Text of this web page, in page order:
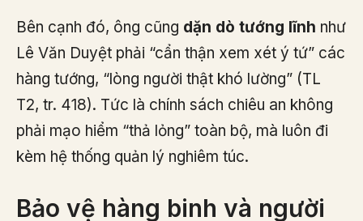
Bên cạnh đó, ông cũng dặn dò tướng lĩnh như
Lê Văn Duyệt phải “cẩn thận xem xét ý tứ” các
hàng tướng, “lòng người thật khó lường” (TL
T2, tr. 418). Tức là chính sách chiêu an không
phải mạo hiểm “thả lỏng” toàn bộ, mà luôn đi
kèm hệ thống quản lý nghiêm túc.
Bảo vệ hàng binh và người